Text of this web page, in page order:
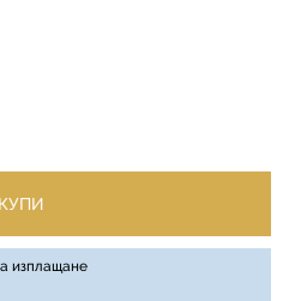
КУПИ
изплащане